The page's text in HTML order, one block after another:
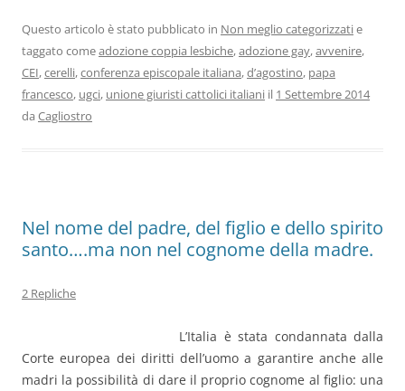
Questo articolo è stato pubblicato in Non meglio categorizzatie
taggato comeadozione coppia lesbiche,adozione gay,avvenire,
CEI,cerelli,conferenza episcopale italiana,d’agostino, papa
francesco, ugci, unione giuristi cattolici italiani il 1 Settembre 2014
da Cagliostro
Nel nome del padre, del figlio e dello spirito
santo….ma non nel cognome della madre.
2 Repliche
L’Italia è stata condannata dalla
Corte europea dei diritti dell’uomo a garantire anche alle
madri la possibilità di dare il proprio cognome al figlio: una